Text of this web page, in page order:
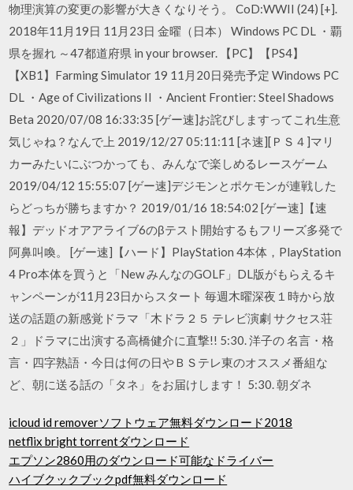
物理演算の変更の影響が大きくなりそう。 CoD:WWII (24) [+].
2018年11月19日 11月23日 金曜（日本） Windows PC DL ・覇
県を握れ ～47都道府県 in your browser. 【PC】【PS4】
【XB1】Farming Simulator 19 11月20日発売予定 Windows PC
DL ・Age of Civilizations II ・Ancient Frontier: Steel Shadows
Beta 2020/07/08 16:33:35 [ゲー速]お詫びしますってこれ生意
気じゃね？なんで上 2019/12/27 05:11:11 [ネ速][ＰＳ４]マリ
カーみたいにぶつかっても、みんなで楽しめるレースゲーム
2019/04/12 15:55:07 [ゲー速]デジモンとポケモンが連戦した
らどっちが勝ちますか？ 2019/01/16 18:54:02 [ゲー速]【速
報】デッドオアアライブ6のβテスト開始するもフリーズ多発で
阿鼻叫喚。 [ゲー速]【ハード】PlayStation 4本体，PlayStation
4 Pro本体を買うと「New みんなのGOLF」DL版がもらえるキ
ャンペーンが11月23日からスタート 毎週木曜深夜１時から放
送の話題の新感覚ドラマ「木ドラ２５ テレビ演劇 サクセス荘
２」ドラマに出演する高橋健介に直撃!! 5:30. 洋子の 名言・格
言・四字熟語・今日は何の日やＢＳテレ東のオススメ番組な
ど、朝に送る話の「タネ」をお届けします！ 5:30. 朝ダネ
icloud id removerソフトウェア無料ダウンロード2018
netflix bright torrentダウンロード
エプソン2860用のダウンロード可能なドライバー
ハイブクックブックpdf無料ダウンロード